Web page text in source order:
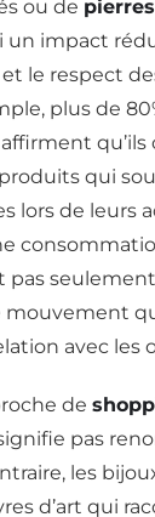
ou de
un impact
le respect
plus de
qu’ils
qui
lors de leurs
pas
mouvement
avec les
de
pas
les
d’art qui